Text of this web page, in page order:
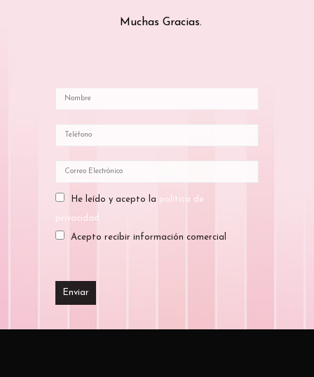
Muchas Gracias.
He leído y acepto la política de
privacidad
Acepto recibir información comercial